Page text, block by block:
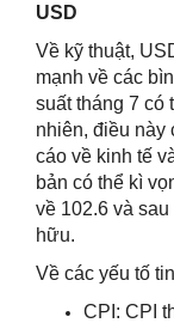
USD
Về kỹ thuật,
mạnh về các
suất tháng 7 có
nhiên, điều này
cáo về kinh tế
bản có thể kì
về 102.6 và
hữu.
Về các yếu tố
CPI: CPI